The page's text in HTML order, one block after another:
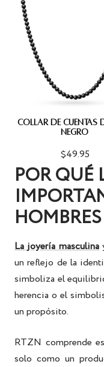
COLLAR DE CUENTAS
NEGRO
$49.95
POR QUÉ
La joyería masculina
un reflejo de la
simboliza el
herencia o el
un propósito.
RTZN comprende
solo como un